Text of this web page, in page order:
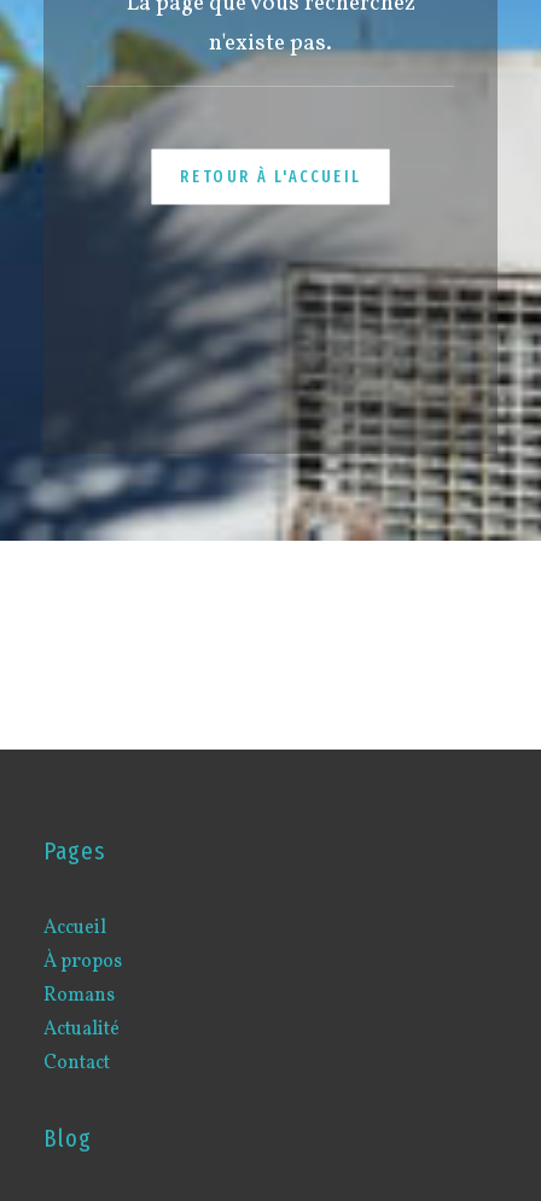
n'existe pas.
RETOUR À L'ACCUEIL
Pages
Accueil
À propos
Romans
Actualité
Contact
Blog